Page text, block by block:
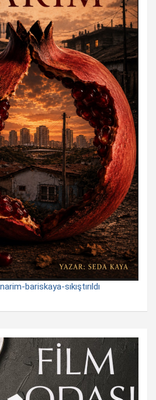
bariskaya-sıkıştırıldı